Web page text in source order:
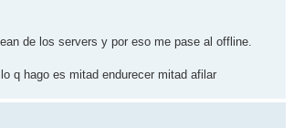
de los servers y por eso me pase al offline.
q hago es mitad endurecer mitad afilar